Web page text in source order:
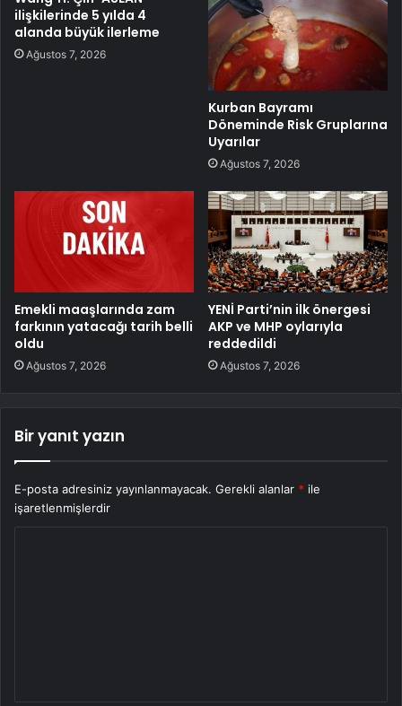
ilişkilerinde 5 yılda 4
alanda büyük ilerleme
Ağustos 7, 2026
Kurban Bayramı
Döneminde Risk Gruplarına
Uyarılar
Ağustos 7, 2026
Emekli maaşlarında zam
farkının yatacağı tarih belli
oldu
Ağustos 7, 2026
YENİ Parti’nin ilk önergesi
AKP ve MHP oylarıyla
reddedildi
Ağustos 7, 2026
Bir yanıt yazın
E-posta adresiniz yayınlanmayacak. Gerekli alanlar * ile
işaretlenmişlerdir